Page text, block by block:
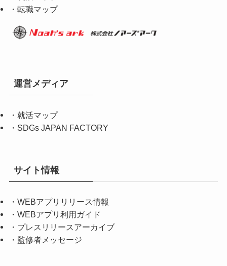
・転職マップ
運営メディア
・ 就活マップ
・ SDGs JAPAN FACTORY
サイト情報
・ WEBアプリリリース情報
・ WEBアプリ利用ガイド
・ プレスリリースアーカイブ
・ 監修者メッセージ